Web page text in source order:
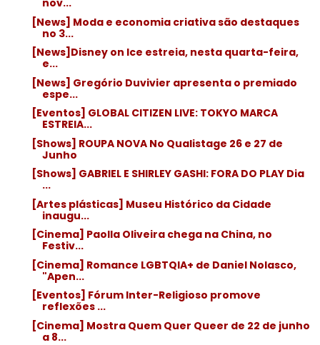
nov...
[News] Moda e economia criativa são destaques
no 3...
[News]Disney on Ice estreia, nesta quarta-feira,
e...
[News] Gregório Duvivier apresenta o premiado
espe...
[Eventos] GLOBAL CITIZEN LIVE: TOKYO MARCA
ESTREIA...
[Shows] ROUPA NOVA No Qualistage 26 e 27 de
Junho
[Shows] GABRIEL E SHIRLEY GASHI: FORA DO PLAY Dia
...
[Artes plásticas] Museu Histórico da Cidade
inaugu...
[Cinema] Paolla Oliveira chega na China, no
Festiv...
[Cinema] Romance LGBTQIA+ de Daniel Nolasco,
"Apen...
[Eventos] Fórum Inter-Religioso promove
reflexões ...
[Cinema] Mostra Quem Quer Queer de 22 de junho
a 8...